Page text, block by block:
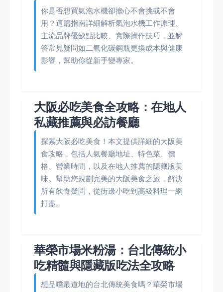
你是否想買氣泡水機卻擔心不會挑或不會
用？這篇指南詳細解析氣泡水機工作原理、
主流品牌優缺點比較、實際操作技巧，並解
答常見疑問如二氧化碳鋼瓶更換成本與健康
影響，幫助你從新手變專家。
大阪必吃美食全攻略：在地人
私藏推薦與必訪餐廳
探索大阪必吃美食！本文提供詳細的大阪美
食攻略，包括人氣餐廳地址、特色菜、價
格、營業時間，以及在地人推薦的隱藏版美
味。幫助您規劃完美的大阪美食之旅，解決
所有飲食疑問，從街邊小吃到高級料理一網
打盡。
華榮市場米粉湯：台北傳統小
吃精髓與隱藏版吃法全攻略
想品嚐最道地的台北傳統美食嗎？華榮市場